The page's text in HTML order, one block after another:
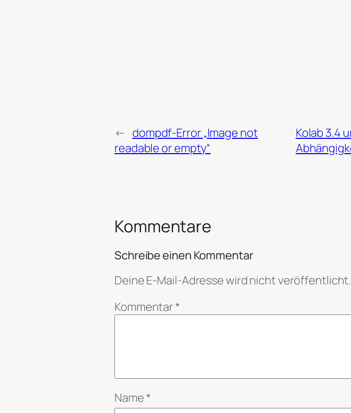
← dompdf-Error „Image not
readable or empty“
Kolab 3.4
Kommentare
Schreibe einen Kommentar
Deine E-Mail-Adresse wird nicht veröffentlicht.
Kommentar *
Name *